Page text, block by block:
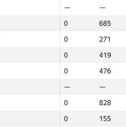
—
—
0
685
0
271
0
419
0
476
—
—
0
828
0
155
—
—
0
685
0
271
0
419
0
476
—
—
0
828
0
155